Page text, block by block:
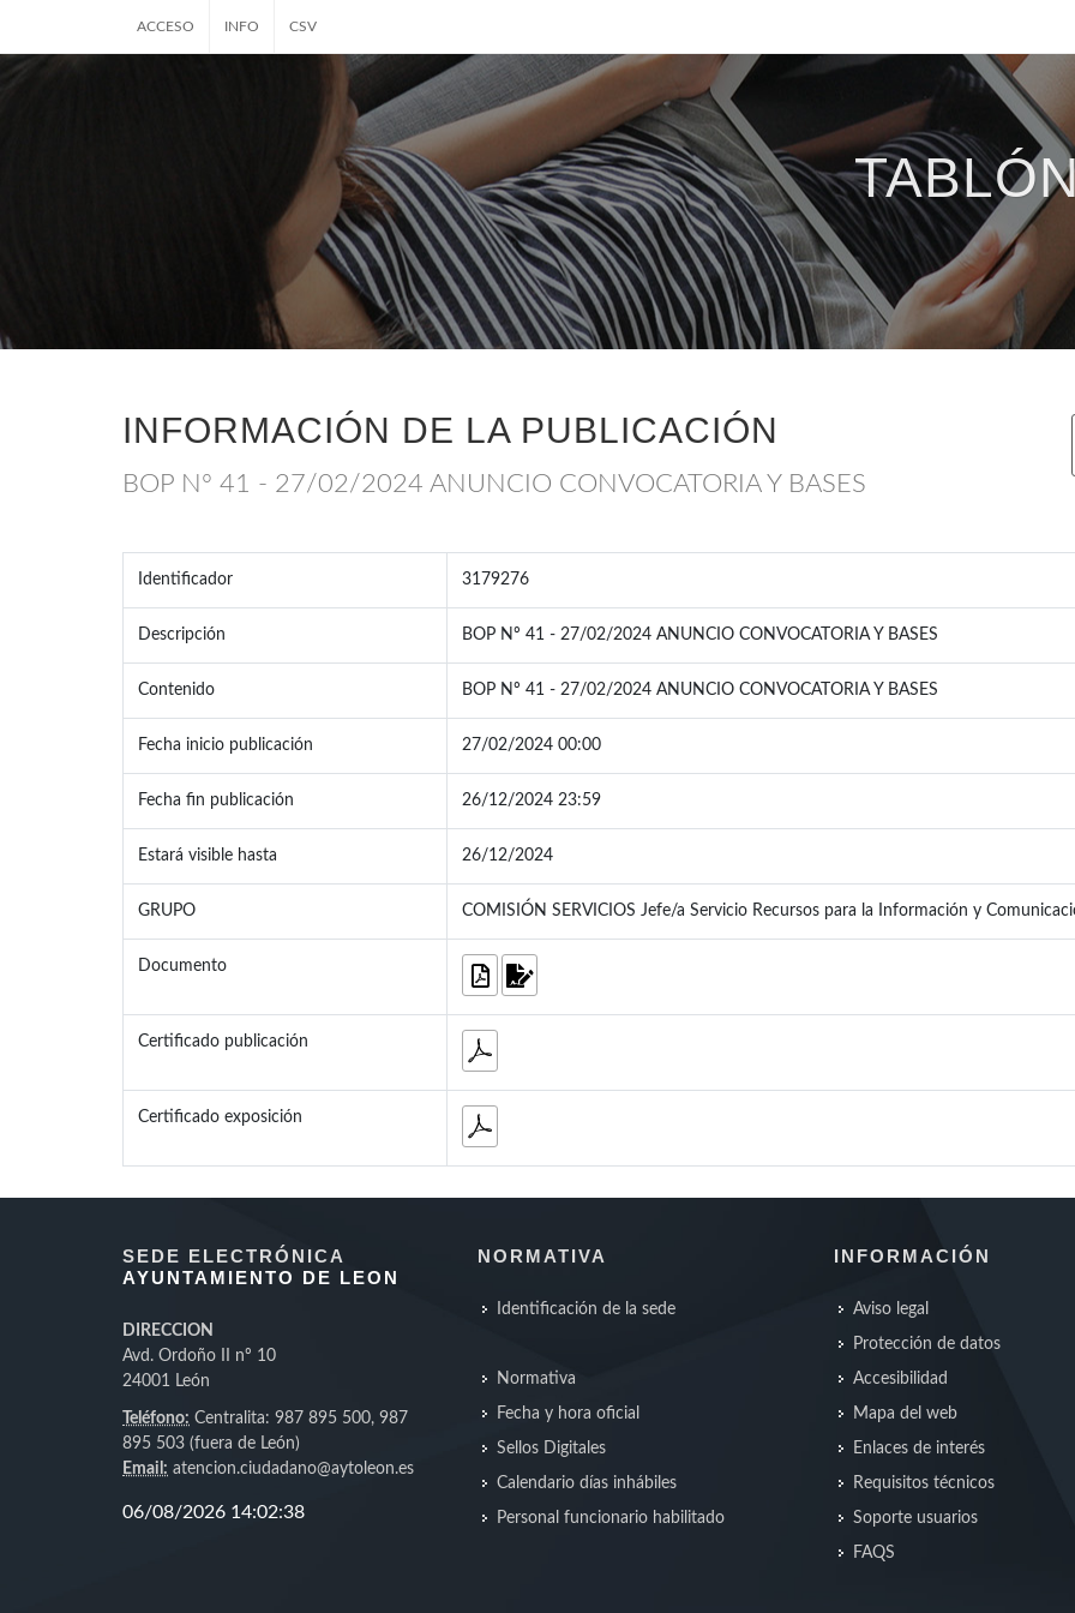
ACCESO INFO CSV
INFORMACIÓN DE LA PUBLICACIÓN
BOP Nº 41 - 27/02/2024 ANUNCIO CONVOCATORIA Y BASES
Identificador 3179276
Descripción BOP Nº 41 - 27/02/2024 ANUNCIO CONVOCATORIA Y BASES
Contenido BOP Nº 41 - 27/02/2024 ANUNCIO CONVOCATORIA Y BASES
Fecha inicio publicación 27/02/2024 00:00
Fecha fin publicación 26/12/2024 23:59
Estará visible hasta 26/12/2024
GRUPO COMISIÓN SERVICIOS Jefe/a Servicio Recursos para la Información y
Documento
Certificado publicación
Certificado exposición
SEDE ELECTRÓNICA
AYUNTAMIENTO DE LEON
DIRECCION
Avd. Ordoño II nº 10
24001 León
Teléfono: Centralita: 987 895 500, 987
895 503 (fuera de León)
Email: atencion.ciudadano@aytoleon.es
NORMATIVA
Identificación de la sede
Normativa
Fecha y hora oficial
Sellos Digitales
Calendario días inhábiles
Personal funcionario habilitado
INFORMACIÓN
Aviso legal
Protección de datos
Accesibilidad
Mapa del web
Enlaces de interés
Requisitos técnicos
Soporte usuarios
FAQS